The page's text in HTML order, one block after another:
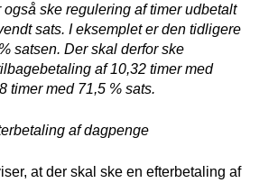
ske regulering af timer udbetalt
sats. I eksemplet er den tidligere
satsen. Der skal derfor ske
af 10,32 timer med
timer med 71,5 % sats.
af dagpenge
at der skal ske en efterbetaling af